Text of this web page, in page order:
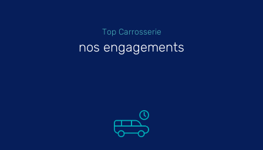
Top Carrosserie
nos engagements